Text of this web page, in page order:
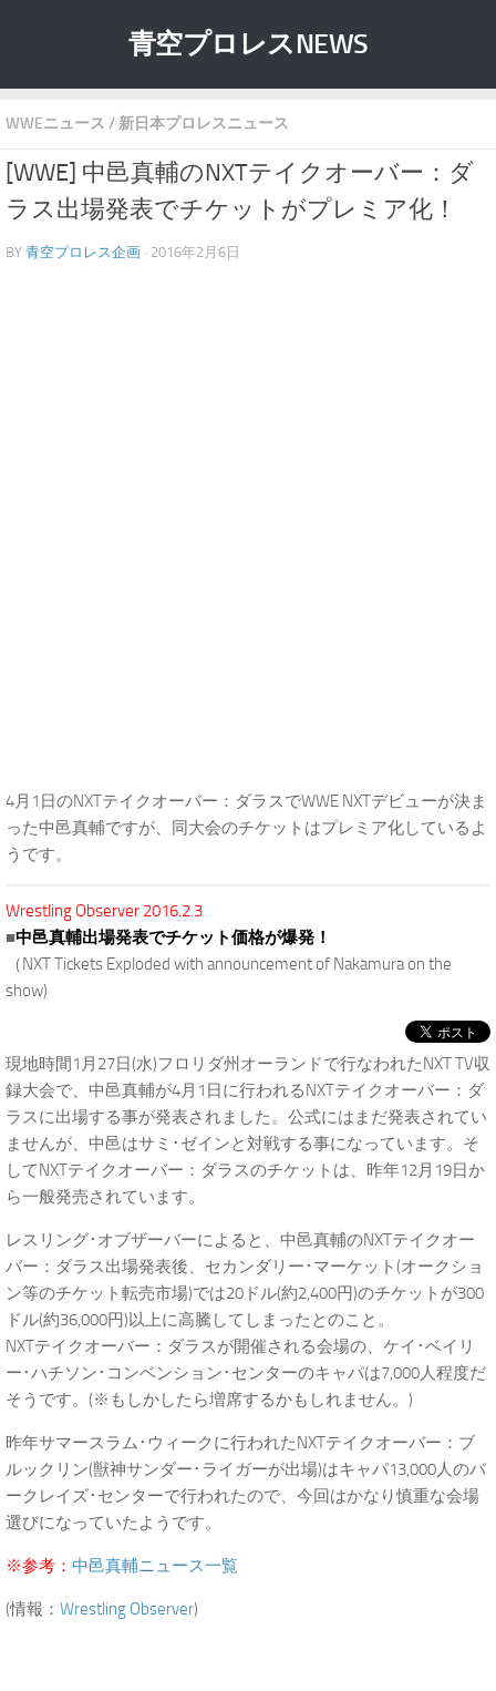
青空プロレスNEWS
WWEニュース / 新日本プロレスニュース
[WWE] 中邑真輔のNXTテイクオーバー：ダ
ラス出場発表でチケットがプレミア化！
BY 青空プロレス企画 · 2016年2月6日
4月1日のNXTテイクオーバー：ダラスでWWE NXTデビューが決ま
った中邑真輔ですが、同大会のチケットはプレミア化しているよ
うです。
Wrestling Observer 2016.2.3
■中邑真輔出場発表でチケット価格が爆発！
（NXT Tickets Exploded with announcement of Nakamura on the
show)
現地時間1月27日(水)フロリダ州オーランドで行なわれたNXT TV収
録大会で、中邑真輔が4月1日に行われるNXTテイクオーバー：ダ
ラスに出場する事が発表されました。公式にはまだ発表されてい
ませんが、中邑はサミ･ゼインと対戦する事になっています。そ
してNXTテイクオーバー：ダラスのチケットは、昨年12月19日か
ら一般発売されています。
レスリング･オブザーバーによると、中邑真輔のNXTテイクオー
バー：ダラス出場発表後、セカンダリー･マーケット(オークショ
ン等のチケット転売市場)では20ドル(約2,400円)のチケットが300
ドル(約36,000円)以上に高騰してしまったとのこと。
NXTテイクオーバー：ダラスが開催される会場の、ケイ･ベイリ
ー･ハチソン･コンベンション･センターのキャパは7,000人程度だ
そうです。(※もしかしたら増席するかもしれません。)
昨年サマースラム･ウィークに行われたNXTテイクオーバー：ブ
ルックリン(獣神サンダー･ライガーが出場)はキャパ13,000人のバ
ークレイズ･センターで行われたので、今回はかなり慎重な会場
選びになっていたようです。
※参考： 中邑真輔ニュース一覧
(情報： Wrestling Observer)